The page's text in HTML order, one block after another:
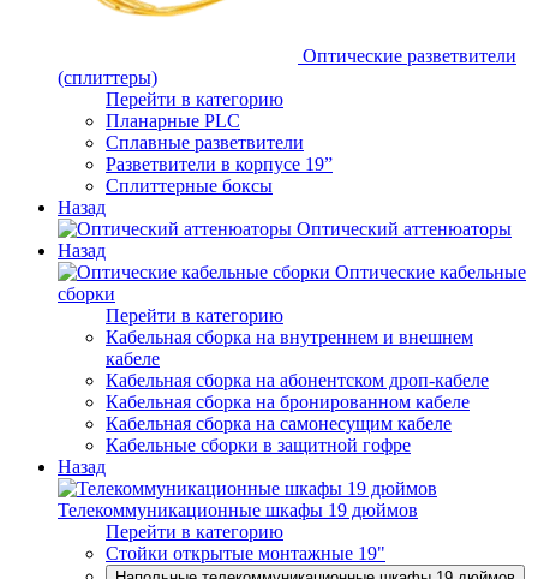
Оптические разветвители
(сплиттеры)
Перейти в категорию
Планарные PLC
Сплавные разветвители
Разветвители в корпусе 19”
Сплиттерные боксы
Назад
Оптический аттенюаторы
Назад
Оптические кабельные
сборки
Перейти в категорию
Кабельная сборка на внутреннем и внешнем
кабеле
Кабельная сборка на абонентском дроп-кабеле
Кабельная сборка на бронированном кабеле
Кабельная сборка на самонесущим кабеле
Кабельные сборки в защитной гофре
Назад
Телекоммуникационные шкафы 19 дюймов
Перейти в категорию
Стойки открытые монтажные 19"